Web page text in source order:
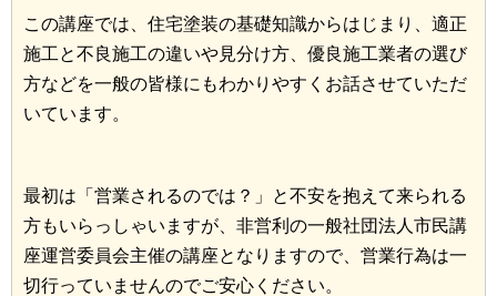
この講座では、住宅塗装の基礎知識からはじまり、適正
施工と不良施工の違いや見分け方、優良施工業者の選び
方などを一般の皆様にもわかりやすくお話させていただ
いています。
最初は「営業されるのでは？」と不安を抱えて来られる
方もいらっしゃいますが、非営利の一般社団法人市民講
座運営委員会主催の講座となりますので、営業行為は一
切行っていませんのでご安心ください。